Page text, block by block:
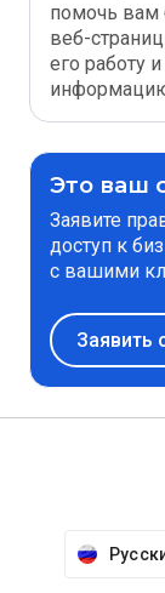
помочь вам
веб-
его работу
Это ваш
Заявите
доступ к
с вашими
Заявить